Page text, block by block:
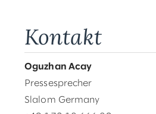
Kontakt
Oguzhan Acay
Pressesprecher
Slalom Germany